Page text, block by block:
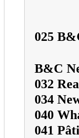
025
B&C
032
034
040
041